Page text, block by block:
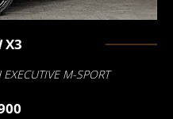
X3
M-SPORT